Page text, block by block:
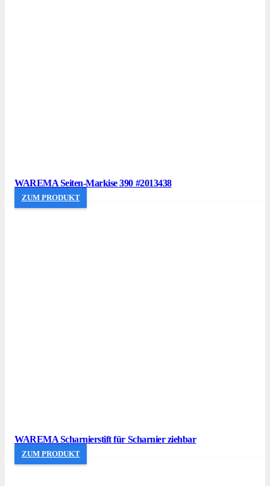
WAREMA Seiten-Markise 390 #2013438
ZUM PRODUKT
WAREMA Scharnierstift für Scharnier ziehbar
ZUM PRODUKT